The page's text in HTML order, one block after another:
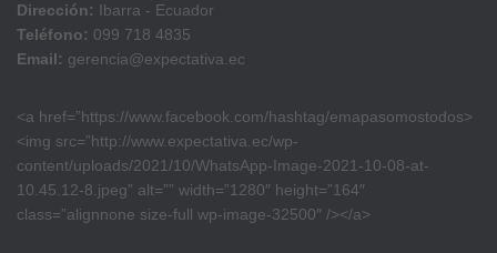
Dirección: Ibarra - Ecuador
Teléfono: 099 718 4835
Email: gerencia@expectativa.ec
<a href=”https://www.facebook.com/hashtag/emapasomostodos>
<img src=”http://www.expectativa.ec/wp-
content/uploads/2021/10/WhatsApp-Image-2021-10-08-at-
10.45.12-8.jpeg” alt=”” width=”1280″ height=”164″
class=”alignnone size-full wp-image-32500″ /></a>